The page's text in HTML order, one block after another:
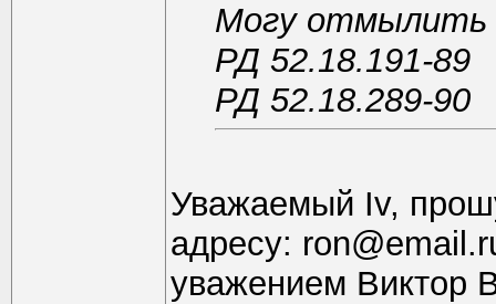
Могу отмылить
РД 52.18.191-89
РД 52.18.289-90
Уважаемый Iv,
адресу:
уважением Виктор